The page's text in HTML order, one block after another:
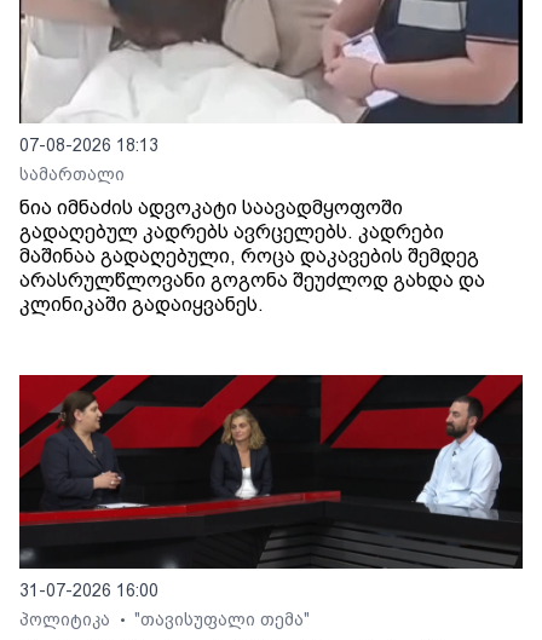
07-08-2026 18:13
სამართალი
ნია იმნაძის ადვოკატი საავადმყოფოში
გადაღებულ კადრებს ავრცელებს. კადრები
მაშინაა გადაღებული, როცა დაკავების შემდეგ
არასრულწლოვანი გოგონა შეუძლოდ გახდა და
კლინიკაში გადაიყვანეს.
31-07-2026 16:00
პოლიტიკა
• "თავისუფალი თემა"